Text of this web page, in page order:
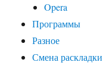
Opera
Программы
Разное
Смена раскладки